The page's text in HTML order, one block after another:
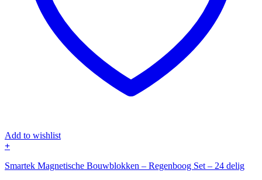
Add to wishlist
+
Smartek Magnetische Bouwblokken – Regenboog Set – 24 delig